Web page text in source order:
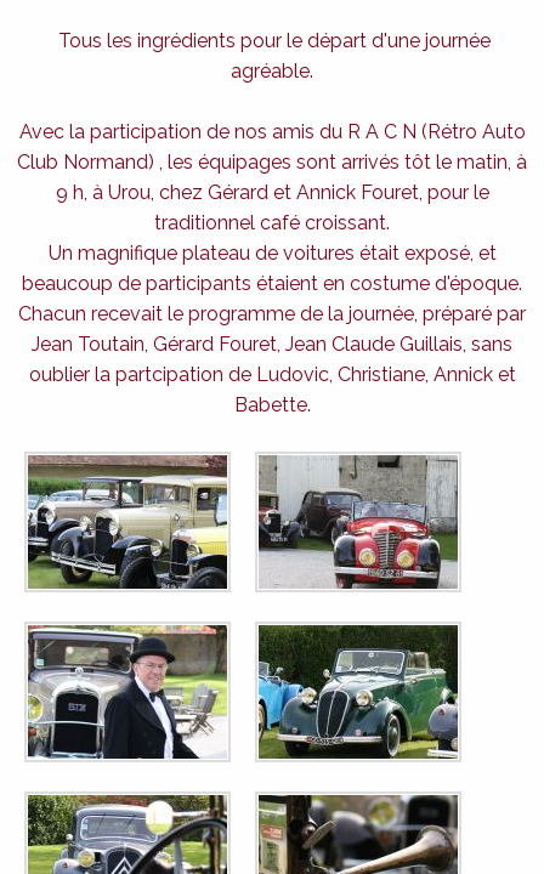
Tous les ingrédients pour le départ d'une journée
agréable.
Avec la participation de nos amis du R A C N (Rétro Auto
Club Normand) , les équipages sont arrivés tôt le matin, à
9 h, à Urou, chez Gérard et Annick Fouret, pour le
traditionnel café croissant.
Un magnifique plateau de voitures était exposé, et
beaucoup de participants étaient en costume d'époque.
Chacun recevait le programme de la journée, préparé par
Jean Toutain, Gérard Fouret, Jean Claude Guillais, sans
oublier la partcipation de Ludovic, Christiane, Annick et
Babette.